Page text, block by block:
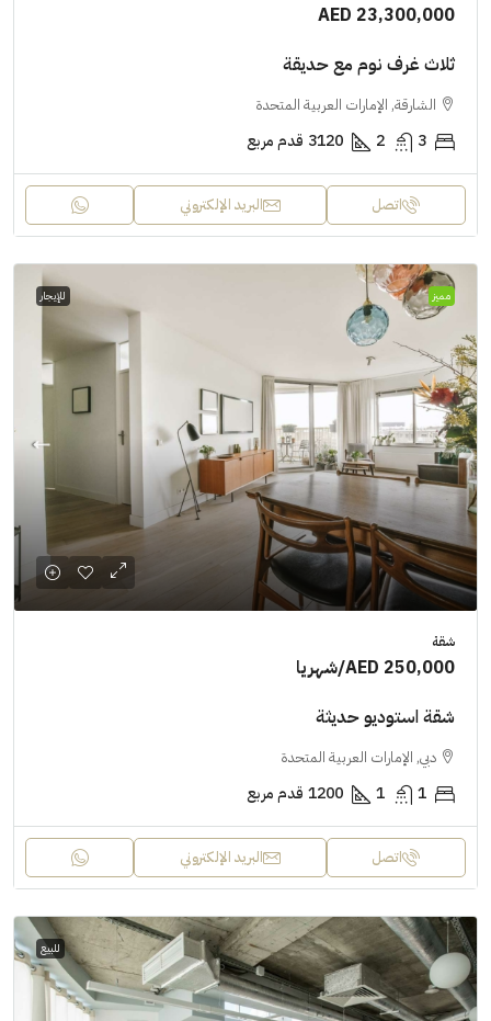
AED 23,300,000
ثلاث غرف نوم مع حديقة
الشارقة, الإمارات العربية المتحدة
3
2
3120 قدم مربع
اتصل البريد الإلكتروني
مميز للإيجار
شقة
AED 250,000/شهريا
شقة استوديو حديثة
دبي, الإمارات العربية المتحدة
1
1
1200 قدم مربع
اتصل البريد الإلكتروني
للبيع